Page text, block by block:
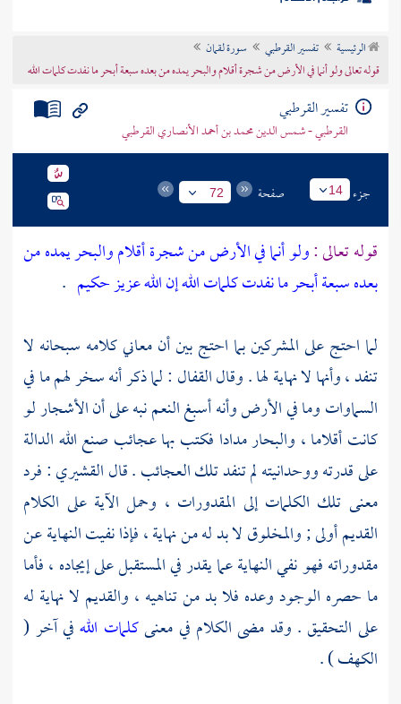
موضوعي
تراجم الأعلام
الرئيسية تفسير القرطبي
سورة لقمان
قوله تعالى ولو أنما في الأرض من شجرة أقلام والبحر يمده من بعده سبعة أبحر ما نفدت كلمات الله
تفسير القرطبي
القرطبي - شمس الدين محمد بن أحمد الأنصاري القرطبي
جزء 14 صفحة 72
قوله تعالى :ولو أنما في الأرض من شجرة أقلام والبحر يمده من
بعده سبعة أبحر ما نفدت كلمات الله إن الله عزيز حكيم .
لما احتج على المشركين بما احتج بين أن معاني كلامه سبحانه لا
تنفد ، وأنها لا نهاية لها . وقالالقفال : لما ذكر أنه سخر لهم ما في
السماوات وما في الأرض وأنه أسبغ النعم نبه على أن الأشجار لو
كانت أقلاما ، والبحار مدادا فكتب بها عجائب صنع الله الدالة
على قدرته ووحدانيته لم تنفد تلك العجائب . قالالقشيري: فرد
معنى تلك الكلمات إلى المقدورات ، وحمل الآية على الكلام
القديم أولى ; والمخلوق لا بد له من نهاية ، فإذا نفيت النهاية عن
مقدوراته فهو نفي النهاية عما يقدر في المستقبل على إيجاده ، فأما
ما حصره الوجود وعده فلا بد من تناهيه ، والقديم لا نهاية له
على التحقيق . وقد مضى الكلام في معنىكلمات اللهفي آخر (
الكهف ) .